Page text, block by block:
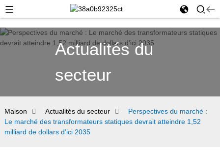
Actualités du
secteur
Maison Actualités du secteur
Perspectives du marché :
Le marché des transformateurs statiques devrait atteindre 1,52
milliard de dollars d’ici 2035